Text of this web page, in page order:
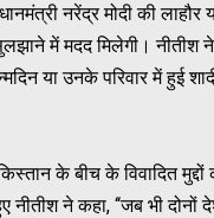
नरेंद्र मोदी की
में मदद मिलेगी। नीतीश ने
या उनके परिवार में हुई
के बीच के विवादित
ने कहा, ‘‘जब भी दोनों